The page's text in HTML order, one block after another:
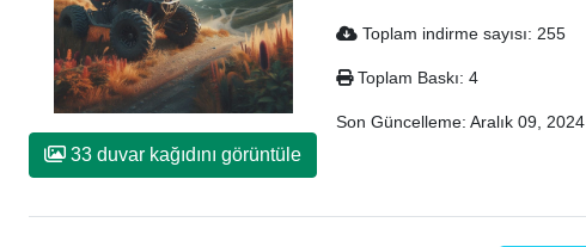
33 duvar kağıdını görüntüle
Toplam indirme sayısı: 255
Toplam Baskı: 4
Son Güncelleme: Aralık 09, 2024